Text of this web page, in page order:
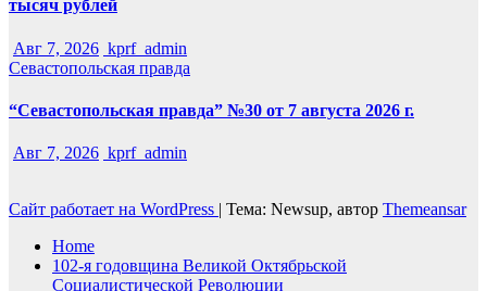
тысяч рублей
Авг 7, 2026 kprf_admin
Севастопольская правда
“Севастопольская правда” №30 от 7 августа 2026 г.
Авг 7, 2026 kprf_admin
Сайт работает на WordPress | Тема: Newsup, автор Themeansar
Home
102-я годовщина Великой Октябрьской
Социалистической Революции